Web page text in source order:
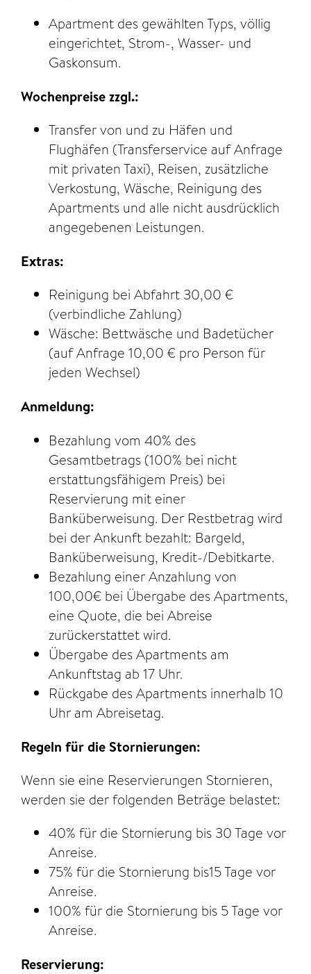
Apartment des gewählten Typs, völlig
eingerichtet, Strom-, Wasser- und
Gaskonsum.
Wochenpreise zzgl.:
Transfer von und zu Häfen und
Flughäfen (Transferservice auf Anfrage
mit privaten Taxi), Reisen, zusätzliche
Verkostung, Wäsche, Reinigung des
Apartments und alle nicht ausdrücklich
angegebenen Leistungen.
Extras:
Reinigung bei Abfahrt 30,00 €
(verbindliche Zahlung)
Wäsche: Bettwäsche und Badetücher
(auf Anfrage 10,00 € pro Person für
jeden Wechsel)
Anmeldung:
Bezahlung vom 40% des
Gesamtbetrags (100% bei nicht
erstattungsfähigem Preis) bei
Reservierung mit einer
Banküberweisung. Der Restbetrag wird
bei der Ankunft bezahlt: Bargeld,
Banküberweisung, Kredit-/Debitkarte.
Bezahlung einer Anzahlung von
100,00€ bei Übergabe des Apartments,
eine Quote, die bei Abreise
zurückerstattet wird.
Übergabe des Apartments am
Ankunftstag ab 17 Uhr.
Rückgabe des Apartments innerhalb 10
Uhr am Abreisetag.
Regeln für die Stornierungen:
Wenn sie eine Reservierungen Stornieren,
werden sie der folgenden Beträge belastet:
40% für die Stornierung bis 30 Tage vor
Anreise.
75% für die Stornierung bis15 Tage vor
Anreise.
100% für die Stornierung bis 5 Tage vor
Anreise.
Reservierung: